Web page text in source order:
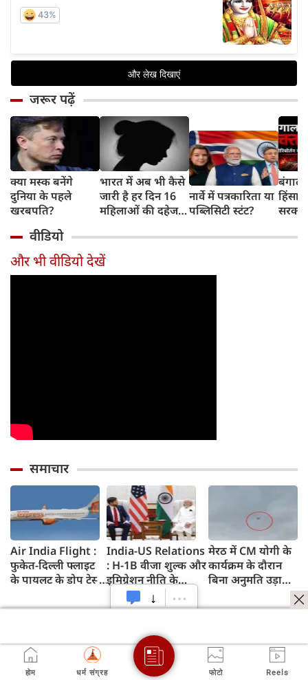
जरूर पढ़ें
क्या मस्क बनेंगे
दुनिया के पहले
खरबपति?
भारत में अब भी कैसे
जारी है हर दिन 16
महिलाओं की दहेज
नार्वे में पत्रकारिता या
पब्लिसिटी स्टंट?
बंगाल
हिंसा
वीडियो
और भी वीडियो देखें
समाचार
Air India Flight :
फुकेत-दिल्ली फ्लाइट
के पायलट के डोप टेस्ट
रिपोर्ट नहीं मिली,
India-US Relations
: H-1B वीजा शुल्क और
इमिग्रेशन नीति के
अलावा PM मोदी ने
अमेरिकी उपराष्ट्रपति
की चर्चा
मेरठ में CM योगी के
कार्यक्रम के दौरान
बिना अनुमति उड़ाया
को किया गिरफ्तार
होम धर्म संग्रह फोटो Reels